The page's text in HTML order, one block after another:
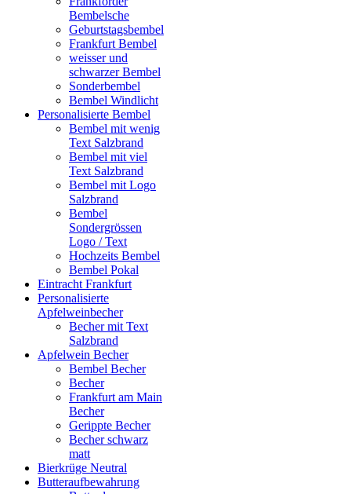
Bembelsche
Geburtstagsbembel
Frankfurt Bembel
weisser und
schwarzer Bembel
Sonderbembel
Bembel Windlicht
Personalisierte Bembel
Bembel mit wenig
Text Salzbrand
Bembel mit viel
Text Salzbrand
Bembel mit Logo
Salzbrand
Bembel
Sondergrössen
Logo / Text
Hochzeits Bembel
Bembel Pokal
Eintracht Frankfurt
Personalisierte
Apfelweinbecher
Becher mit Text
Salzbrand
Apfelwein Becher
Bembel Becher
Becher
Frankfurt am Main
Becher
Gerippte Becher
Becher schwarz
matt
Bierkrüge Neutral
Butteraufbewahrung